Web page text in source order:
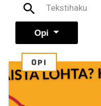
Opi
OPI